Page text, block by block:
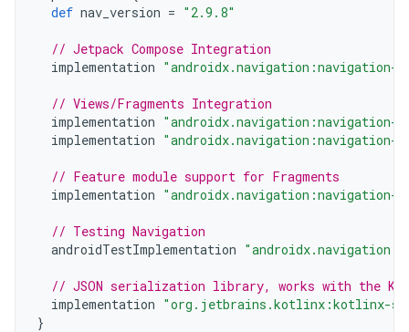
def nav_version = "2.9.8"
// Jetpack Compose Integration
implementation "androidx.navigation:navigation-
// Views/Fragments Integration
implementation "androidx.navigation:navigation-
implementation "androidx.navigation:navigation-
// Feature module support for Fragments
implementation "androidx.navigation:navigation-
// Testing Navigation
androidTestImplementation
// JSON serialization library, works with the
implementation "org.jetbrains.kotlinx:kotlinx-
}